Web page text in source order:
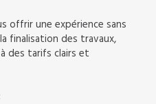
offrir une expérience sans
finalisation des travaux,
des tarifs clairs et